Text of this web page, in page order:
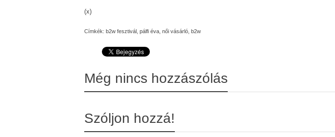
(x)
Címkék: b2w fesztivál pálfi éva női vásárló b2w
Még nincs hozzászólás
Szóljon hozzá!